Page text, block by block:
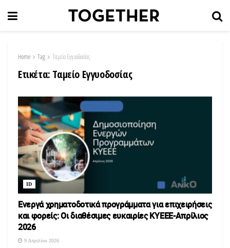
Home Tag Ταμείο Εγγυοδοσίας
Ετικέτα: Ταμείο Εγγυοδοσίας
ID
Ενεργά χρηματοδοτικά προγράμματα για επιχειρήσεις
και φορείς: Οι διαθέσιμες ευκαιρίες ΚΥΕΕΕ-Απρίλιος
2026
9 Απριλίου 2026